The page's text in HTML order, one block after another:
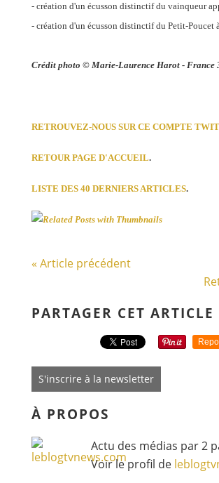
- création d'un écusson distinctif du vainqueur
- création d'un écusson distinctif du Petit-Poucet
Crédit photo © Marie-Laurence Harot - France
RETROUVEZ-NOUS SUR CE COMPTE
RETOUR PAGE D'ACCUEIL.
LISTE DES 40 DERNIERS ARTICLES.
« Article précédent
PARTAGER CET ARTICLE
S'inscrire à la newsletter
À PROPOS
Actu des médias par 2
Voir le profil de